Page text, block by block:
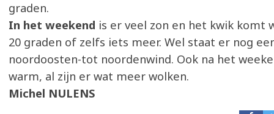
graden.
In het weekend is er veel zon en het kwik komt
20 graden of zelfs iets meer. Wel staat er nog
noordoosten-tot noordenwind. Ook na het
warm, al zijn er wat meer wolken.
Michel NULENS